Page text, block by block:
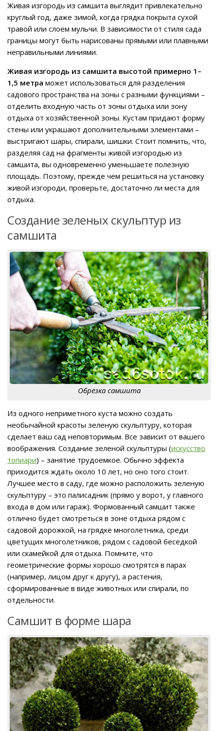
Живая изгородь из самшита выглядит привлекательно
круглый год, даже зимой, когда грядка покрыта сухой
травой или слоем мульчи. В зависимости от стиля сада
границы могут быть нарисованы прямыми или плавными
неправильными линиями.
Живая изгородь из самшита высотой примерно 1–
1,5 метра может использоваться для разделения
садового пространства на зоны с разными функциями –
отделить входную часть от зоны отдыха или зону
отдыха от хозяйственной зоны. Кустам придают форму
стены или украшают дополнительными элементами –
выстригают шары, спирали, шишки. Стоит помнить, что,
разделяя сад на фрагменты живой изгородью из
самшита, вы одновременно уменьшаете полезную
площадь. Поэтому, прежде чем решиться на установку
живой изгороди, проверьте, достаточно ли места для
отдыха.
Создание зеленых скульптур из
самшита
Обрезка самшита
Из одного неприметного куста можно создать
необычайной красоты зеленую скульптуру, которая
сделает ваш сад неповторимым. Все зависит от вашего
воображения. Создание зеленой скульптуры (искусство
топиари) – занятие трудоемкое. Обычно эффекта
приходится ждать около 10 лет, но оно того стоит.
Лучшее место в саду, где можно расположить зеленую
скульптуру – это палисадник (прямо у ворот, у главного
входа в дом или гараж). Формованный самшит также
отлично будет смотреться в зоне отдыха рядом с
садовой дорожкой, на грядке многолетника, среди
цветущих многолетников, рядом с садовой беседкой
или скамейкой для отдыха. Помните, что
геометрические формы хорошо смотрятся в парах
(например, лицом друг к другу), а растения,
сформированные в виде животных или спирали, по
отдельности.
Самшит в форме шара